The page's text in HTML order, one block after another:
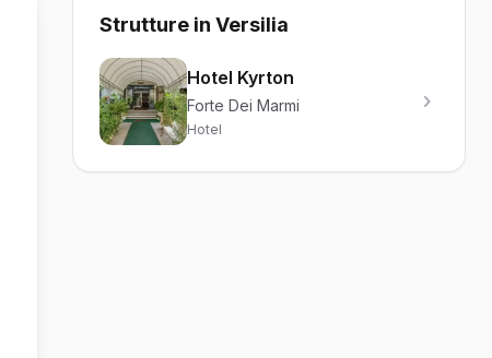
Strutture in Versilia
Hotel Kyrton
Forte Dei Marmi
Hotel